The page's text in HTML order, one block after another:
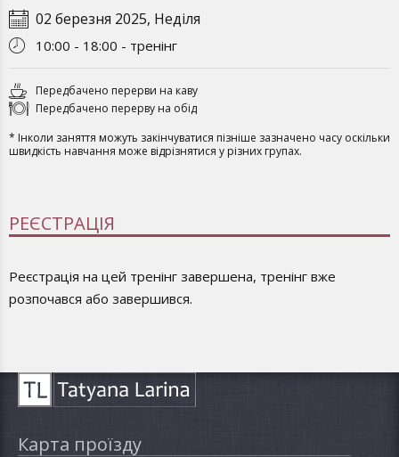
02 березня 2025, Неділя
10:00 - 18:00 - тренінг
Передбачено перерви на каву
Передбачено перерву на обід
* Інколи заняття можуть закінчуватися пізніше зазначено часу оскільки
швидкість навчання може відрізнятися у різних групах.
РЕЄСТРАЦІЯ
Реєстрація на цей тренінг завершена, тренінг вже
розпочався або завершився.
Карта проїзду